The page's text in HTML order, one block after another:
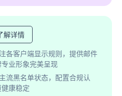
解详情
各客户端显示规则，提供邮件
业形象完美呈现
流黑名单状态，配置合规认
康稳定